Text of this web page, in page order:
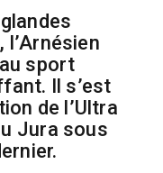
sport
Il s’est
de l’Ultra
Jura sous